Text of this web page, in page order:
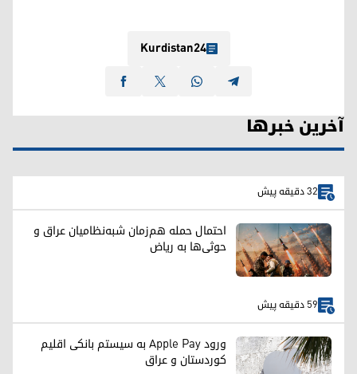
Kurdistan24
آخرین خبرها
32 دقیقه پیش
احتمال حمله هم‌زمان شبه‌نظامیان عراق و
حوثی‌ها به ریاض
59 دقیقه پیش
ورود Apple Pay به سیستم بانکی اقلیم
کوردستان و عراق